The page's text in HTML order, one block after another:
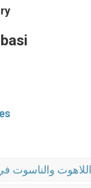
r
اللاهوت